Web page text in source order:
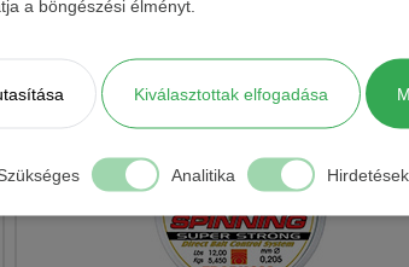
a böngészési élményt.
Kiválasztottak elfogadása
Analitika Hirdetések